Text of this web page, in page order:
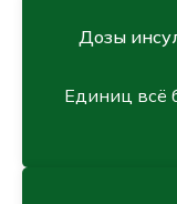
Дозы
Единиц всё